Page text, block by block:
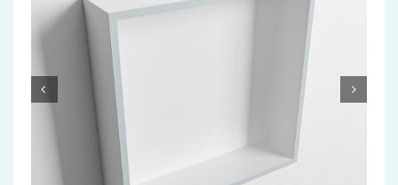
Installatiemateriaal
Klimaatbeheersing
Tegels